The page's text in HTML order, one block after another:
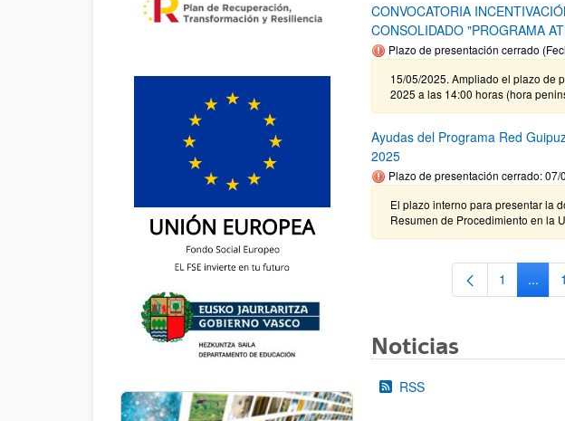
CONVOCATORIA
CONSOLIDADO "PROGRAMA
Plazo de presentación cerrado
15/05/2025. Ampliado el plazo de
2025 a las 14:00 horas (hora
Ayudas del Programa Red
2025
Plazo de presentación cerrado:
El plazo interno para presentar la
Resumen de Procedimiento en la
Página
1 ...
Noticias
RSS